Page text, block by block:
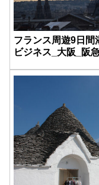
フランス周遊9日間
ビジネス_大阪_阪